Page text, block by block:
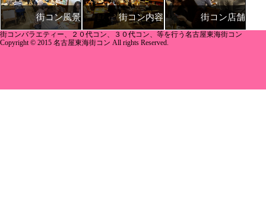
街コン風景 街コン内容 街コン店舗
街コンバラエティー、２０代コン、３０代コン、等を行う名古屋東海街コン
Copyright © 2015 名古屋東海街コン All rights Reserved.